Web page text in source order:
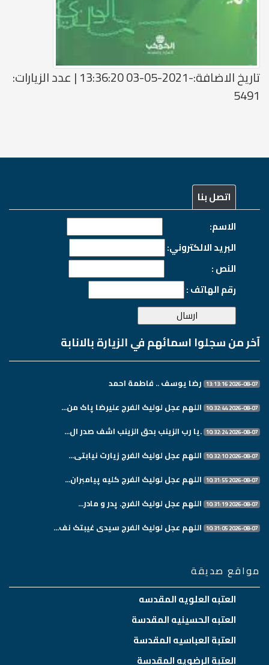
تاريخ الاضافة:-2021-05-03 13:36:20 | عدد الزيارات:
5491
اتصل بنا
الاسم:
البريد الالكتروني:
النص :
رقم الهاتف :
آخر من سجلوا اسمائهم في الزيارة بالانابة
2026-08-07 13:13:16 رضا يوسف .. فاطمة احمد
2026-08-07 10:32:44 اللهم عجل لولیک الفرج علیرضا پاک من...
2026-08-07 10:32:24 .یا رب الزینب بحق الزینب اشف صدر ال...
2026-08-07 10:32:10 اللهم عجل لولیک الفرج زیارت نیابتی...
2026-08-07 10:31:55 اللهم عجل لولیک الفرج کلیه پیامبران...
2026-08-07 10:31:19 اللهم عجل لولیک الفرج. پدر و مادر...
2026-08-07 10:31:05 اللهم عجل لولیک الفرج سیدی غیبتک نف...
مواقع صديقة
العتبه العلويه المقدسه
العتبه الحسينيه المقدسة
العتبة العباسيه المقدسة
العتبة الرضويه المقدسة